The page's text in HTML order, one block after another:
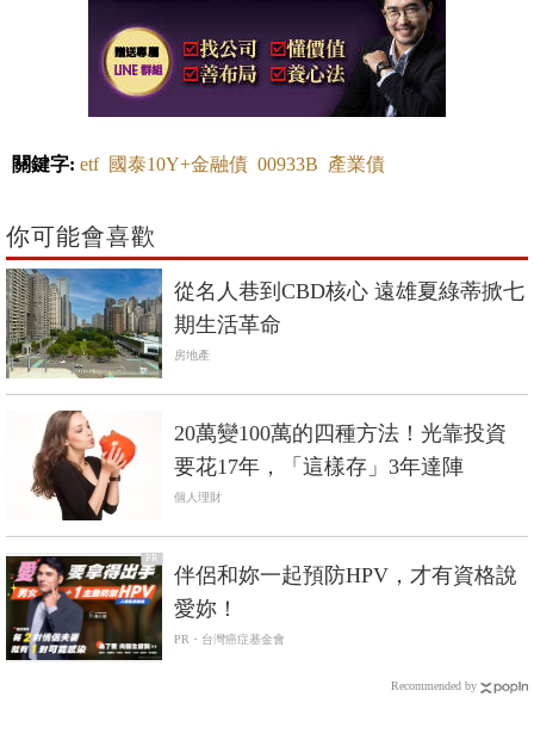
關鍵字: etf 國泰10Y+金融債 00933B 產業債
你可能會喜歡
從名人巷到CBD核心 遠雄夏綠蒂掀七
期生活革命
房地產
20萬變100萬的四種方法！光靠投資
要花17年，「這樣存」3年達陣
個人理財
PR
伴侶和妳一起預防HPV，才有資格說
愛妳！
PR・台灣癌症基金會
Recommended by